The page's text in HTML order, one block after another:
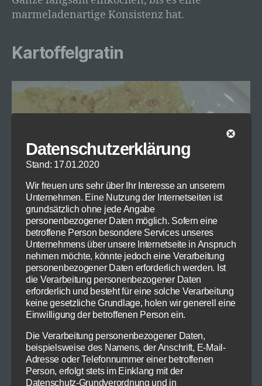
marmeladenartige Konsistenz hat.
Kartoffelgratin
Kartoffelgratin – © Thomas Michael Glaw
In der Zwischenzeit buttern Sie eine
Auflaufform, schneiden Ihre Lauchstange zur
Hälfte in hauchdünne Scheiben und belegen
Sie das Gleiche mit den geschälten Kartoffeln.
Bedecken Sie die Lauchscheiben überlappend
mit den Kartoffelscheiben. Legen zwei oder
Datenschutzerklärung
Stand: 17.01.2020
Wir freuen uns sehr über Ihr Interesse an unserem
Unternehmen. Eine Nutzung der Internetseiten ist
grundsätzlich ohne jede Angabe
personenbezogener Daten möglich. Sofern eine
betroffene Person besondere Services unseres
Unternehmens über unsere Internetseite in Anspruch
nehmen möchte, könnte jedoch eine Verarbeitung
personenbezogener Daten erforderlich werden. Ist
die Verarbeitung personenbezogener Daten
erforderlich und besteht für eine solche Verarbeitung
keine gesetzliche Grundlage, holen wir generell eine
Einwilligung der betroffenen Person ein.
Die Verarbeitung personenbezogener Daten,
beispielsweise des Namens, der Anschrift, E-Mail-
Adresse oder Telefonnummer einer betroffenen
Person, erfolgt stets im Einklang mit der
Datenschutz-Grundverordnung und in